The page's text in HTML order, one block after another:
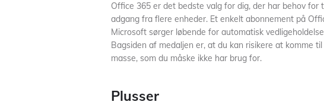
Office 365 er det bedste valg for dig, der har behov
adgang fra flere enheder. Et enkelt abonnement på
Microsoft sørger løbende for automatisk
Bagsiden af medaljen er, at du kan risikere at komme
masse, som du måske ikke har brug for.
Plusser